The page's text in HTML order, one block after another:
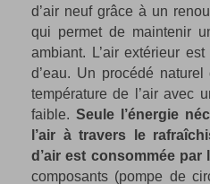
d’air neuf grâce à un
qui permet de maintenir
ambiant. L’air extérieur
d’eau. Un procédé
température de l’air avec
faible. Seule l’énergie
l’air à travers le
d’air est consommée par
composants (pompe de